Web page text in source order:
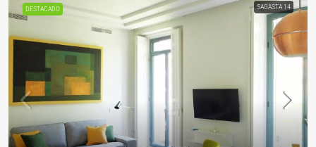
DESTACADO SAGASTA 14